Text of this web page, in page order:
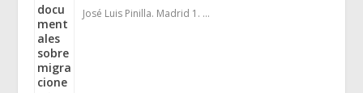
José Luis Pinilla. Madrid 1. …